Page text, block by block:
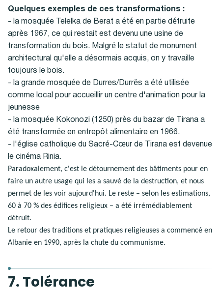
Quelques exemples de ces transformations :
- la mosquée Telelka de Berat a été en partie détruite
après 1967, ce qui restait est devenu une usine de
transformation du bois. Malgré le statut de monument
architectural qu'elle a désormais acquis, on y travaille
toujours le bois.
- la grande mosquée de Durres/Durrës a été utilisée
comme local pour accueillir un centre d'animation pour la
jeunesse
- la mosquée Kokonozi (1250) près du bazar de Tirana a
été transformée en entrepôt alimentaire en 1966.
- l'église catholique du Sacré-Cœur de Tirana est devenue
le cinéma Rinia.
Paradoxalement, c'est le détournement des bâtiments pour en
faire un autre usage qui les a sauvé de la destruction, et nous
permet de les voir aujourd'hui. Le reste – selon les estimations,
60 à 70 % des édifices religieux – a été irrémédiablement
détruit.
Le retour des traditions et pratiques religieuses a commencé en
Albanie en 1990, après la chute du communisme.
7. Tolérance